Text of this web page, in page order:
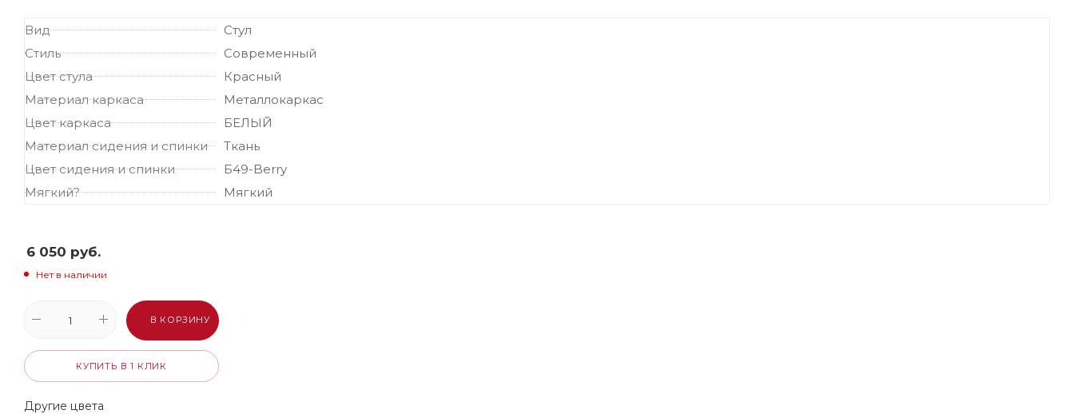
Вид
Стул
Стиль
Современный
Цвет стула
Красный
Материал каркаса
Металлокаркас
Цвет каркаса
БЕЛЫЙ
Материал сидения и спинки
Ткань
Цвет сидения и спинки
Б49-Berry
Мягкий?
Мягкий
6 050 руб.
Нет в наличии
В КОРЗИНУ
КУПИТЬ В 1 КЛИК
Другие цвета